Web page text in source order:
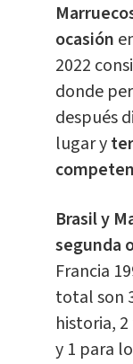
ocasión
2022
donde
después
lugar y
Brasil y
segunda
Francia
total son
historia,
y 1 para